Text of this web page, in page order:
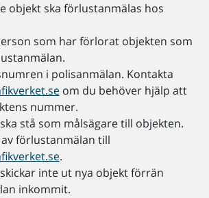
objekt ska förlustanmälas hos
som har förlorat objekten som
i polisanmälan. Kontakta
om du behöver hjälp att
nummer.
stå som målsägare till objekten.
av förlustanmälan till
.
inte ut nya objekt förrän
inkommit.